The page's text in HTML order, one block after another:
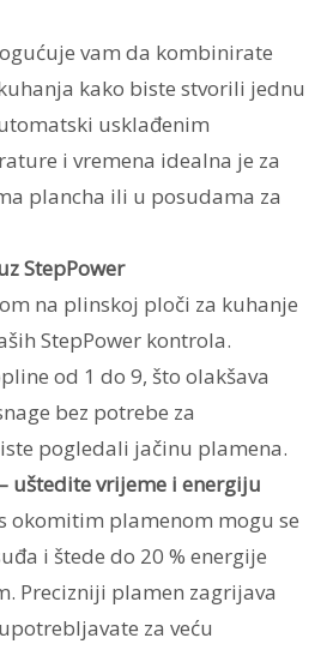
vam da kombinirate
kako biste stvorili jednu
usklađenim
i vremena idealna je za
plancha ili u posudama za
StepPower
na plinskoj ploči za kuhanje
StepPower kontrola.
od 1 do 9, što olakšava
bez potrebe za
pogledali jačinu plamena.
uštedite vrijeme i energiju
okomitim plamenom mogu se
i štede do 20 % energije
Precizniji plamen zagrijava
za veću